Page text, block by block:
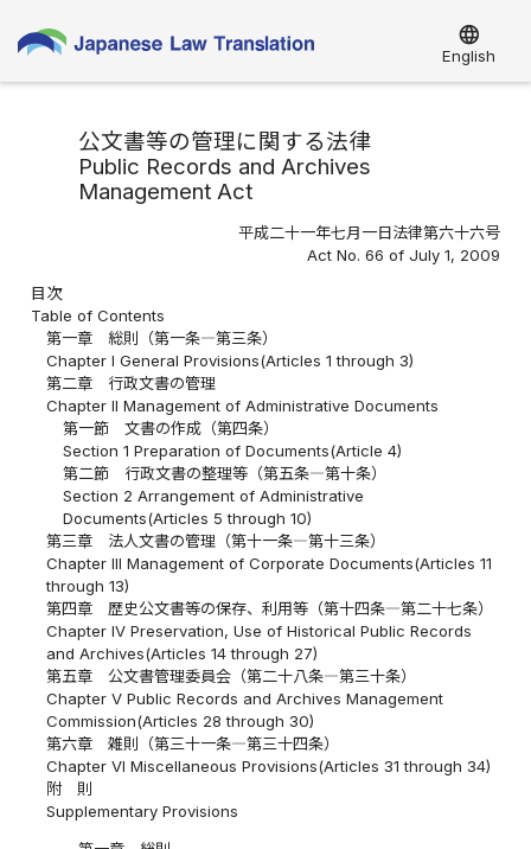
language
English
公文書等の管理に関する法律
Public Records and Archives
Management Act
平成二十一年七月一日法律第六十六号
Act No. 66 of July 1, 2009
目次
Table of Contents
第一章 総則（第一条―第三条）
Chapter I General Provisions(Articles 1 through 3)
第二章 行政文書の管理
Chapter II Management of Administrative Documents
第一節 文書の作成（第四条）
Section 1 Preparation of Documents(Article 4)
第二節 行政文書の整理等（第五条―第十条）
Section 2 Arrangement of Administrative
Documents(Articles 5 through 10)
第三章 法人文書の管理（第十一条―第十三条）
Chapter III Management of Corporate Documents(Articles 11
through 13)
第四章 歴史公文書等の保存、利用等（第十四条―第二十七条）
Chapter IV Preservation, Use of Historical Public Records
and Archives(Articles 14 through 27)
第五章 公文書管理委員会（第二十八条―第三十条）
Chapter V Public Records and Archives Management
Commission(Articles 28 through 30)
第六章 雑則（第三十一条―第三十四条）
Chapter VI Miscellaneous Provisions(Articles 31 through 34)
附 則
Supplementary Provisions